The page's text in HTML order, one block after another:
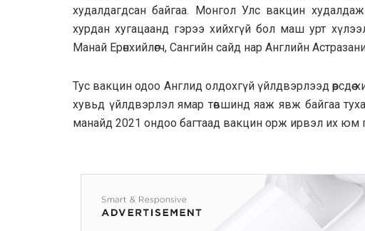
худалдагдсан байгаа. Монгол Улс вакцин
хурдан хугацаанд гэрээ хийхгүй бол маш урт
Манай Ерөнхийлөгч, Сангийн сайд нар Английн
Тус вакцин одоо Англид олдохгүй үйлдвэрлээд
хувьд үйлдвэрлэл ямар төвшинд яаж явж байгаа
манайд 2021 ондоо багтаад вакцин орж ирвэл их юм